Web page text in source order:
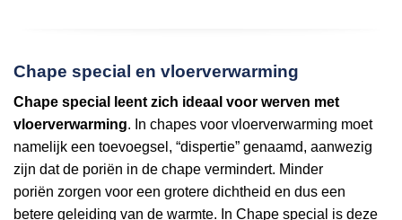
Chape special en vloerverwarming
Chape special leent zich ideaal voor werven met
vloerverwarming. In chapes voor vloerverwarming moet
namelijk een toevoegsel, “dispertie” genaamd, aanwezig
zijn dat de poriën in de chape vermindert. Minder
poriën zorgen voor een grotere dichtheid en dus een
betere geleiding van de warmte. In Chape special is deze